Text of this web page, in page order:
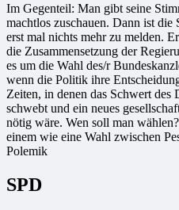
Im Gegenteil: Man gibt seine
machtlos zuschauen. Dann ist
erst mal nichts mehr zu melden.
die Zusammensetzung der
es um die Wahl des/r
wenn die Politik ihre
Zeiten, in denen das Schwert des
schwebt und ein neues
nötig wäre. Wen soll man
einem wie eine Wahl zwischen
Polemik
SPD